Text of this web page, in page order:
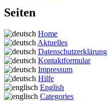
Seiten
Home
Aktuelles
Datenschutzerklärung
Kontaktformular
Impressum
Hilfe
English
Categories